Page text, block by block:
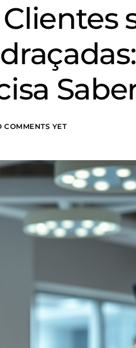
COMMENTS YET